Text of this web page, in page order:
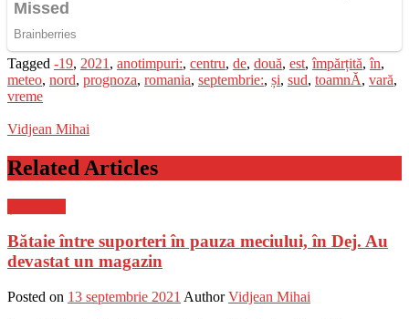
Tagged -19, 2021 , anotimpuri:, centru, de, două, est,împărțită,în,
meteo, nord, prognoza, romania, septembrie:, și, sud, toamnĂ, vară,
vreme
Vidjean Mihai
Related Articles
Bătaie între suporteri în pauza meciului, în Dej. Au
devastat un magazin
Posted on 13 septembrie 2021 Author Vidjean Mihai